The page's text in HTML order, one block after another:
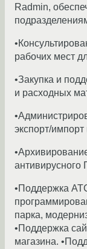
Radmin,
рабочих мест
•Закупка и
и расходных
экспорт/импорт
антивирусного
•Поддержка
парка,
•Поддержка
магазина.